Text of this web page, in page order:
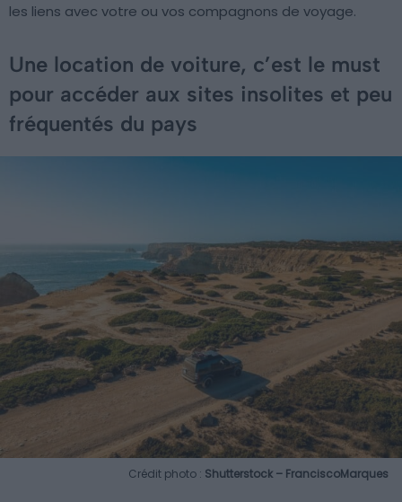
les liens avec votre ou vos compagnons de voyage.
Une location de voiture, c’est le must
pour accéder aux sites insolites et peu
fréquentés du pays
Crédit photo : Shutterstock – FranciscoMarques